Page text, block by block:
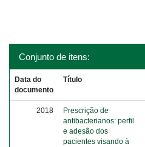
Conjunto de itens:
Data do
documento
Título
2018
Prescrição de
antibacterianos: perfil
e adesão dos
pacientes visando à